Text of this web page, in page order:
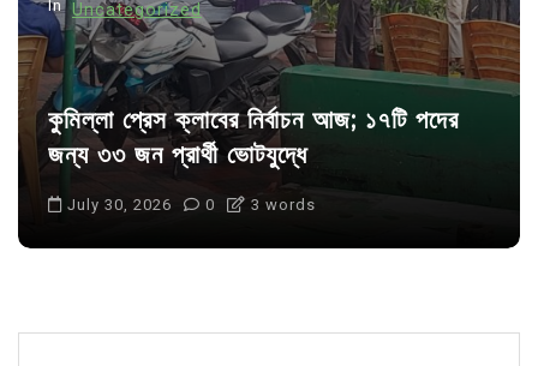
In Uncategorized
কুমিল্লা প্রেস ক্লাবের নির্বাচন আজ; ১৭টি পদের
জন্য ৩৩ জন প্রার্থী ভোটযুদ্ধে
July 30, 2026 0 3 words